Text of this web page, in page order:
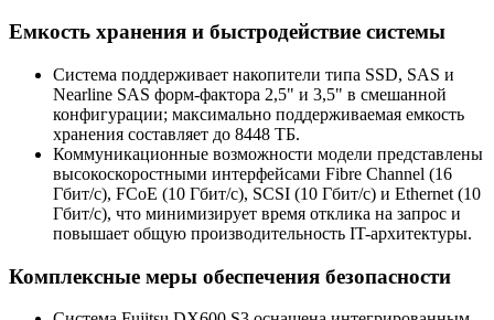
Емкость хранения и быстродействие системы
Система поддерживает накопители типа SSD, SAS и
Nearline SAS форм-фактора 2,5" и 3,5" в смешанной
конфигурации; максимально поддерживаемая емкость
хранения составляет до 8448 ТБ.
Коммуникационные возможности модели представлены
высокоскоростными интерфейсами Fibre Channel (16
Гбит/с), FCoE (10 Гбит/c), SCSI (10 Гбит/с) и Ethernet (10
Гбит/с), что минимизирует время отклика на запрос и
повышает общую производительность IT-архитектуры.
Комплексные меры обеспечения безопасности